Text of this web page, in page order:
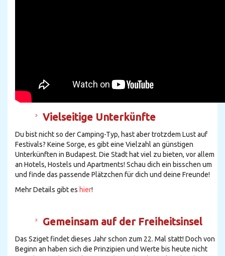
Vielseitige Unterkünfte
Du bist nicht so der Camping-Typ, hast aber trotzdem Lust auf
Festivals? Keine Sorge, es gibt eine Vielzahl an günstigen
Unterkünften in Budapest. Die Stadt hat viel zu bieten, vor allem
an Hotels, Hostels und Apartments! Schau dich ein bisschen um
und finde das passende Plätzchen für dich und deine Freunde!
Mehr Details gibt es hier!
Gemeinsam auf der Freiheitsinsel
Das Sziget findet dieses Jahr schon zum 22. Mal statt! Doch von
Beginn an haben sich die Prinzipien und Werte bis heute nicht